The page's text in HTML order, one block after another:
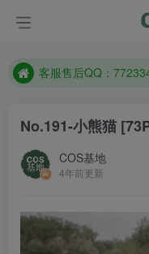
遇到任何问题加客服
客服售后QQ：
防失联：百度搜索《
No.191-小熊猫
COS基地
4年前更新